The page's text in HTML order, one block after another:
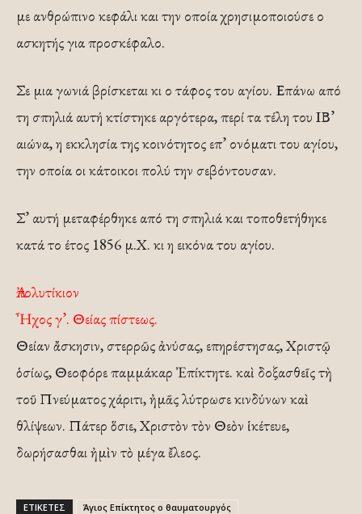
με ανθρώπινο κεφάλι και την οποία χρησιμοποιούσε ο
ασκητής για προσκέφαλο.
Σε μια γωνιά βρίσκεται κι ο τάφος του αγίου. Επάνω από
τη σπηλιά αυτή κτίστηκε αργότερα, περί τα τέλη του ΙΒ’
αιώνα, η εκκλησία της κοινότητος επ’ ονόματι του αγίου,
την οποία οι κάτοικοι πολύ την σεβόντουσαν.
Σ’ αυτή μεταφέρθηκε από τη σπηλιά και τοποθετήθηκε
κατά το έτος 1856 μ.Χ. κι η εικόνα του αγίου.
Ἀπολυτίκιον
Ἦχος γ’. Θείας πίστεως.
Θείαν ἄσκησιν, στερρῶς ἀνύσας, επηρέστησας, Χριστῷ
ὁσίως, Θεοφόρε παμμάκαρ Ἐπίκτητε. καὶ δοξασθεῖς τὴ
τοῦ Πνεύματος χάριτι, ἠμᾶς λύτρωσε κινδύνων καὶ
θλίψεων. Πάτερ ὅσιε, Χριστὸν τὸν Θεὸν ἱκέτευε,
δωρήσασθαι ἠμὶν τὸ μέγα ἔλεος.
ΕΤΙΚΕΤΕΣ Άγιος Επίκτητος ο θαυματουργός